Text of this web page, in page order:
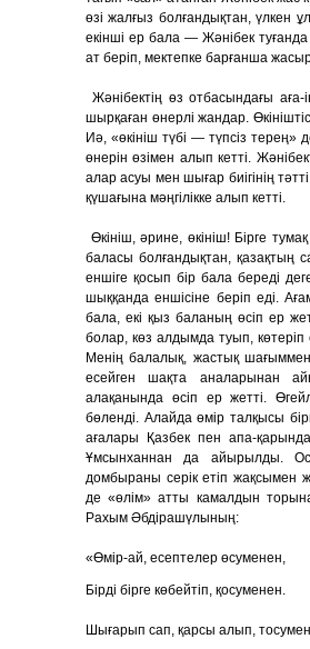
өзі жалғыз болғандықтан, үлкен
екінші ер бала — Жәнібек
ат беріп, мектепке барғанша
Жәнібектің өз отбасындағы
шырқаған өнерлі жандар.
Иә, «өкініш түбі — түпсіз терең»
өнерін өзімен алып кетті.
алар асуы мен шығар биігінің
қүшағына мәңгілікке алып кетті.
Өкініш, әрине, өкініш! Бірге
баласы болғандықтан, қазақтың
еншіге қосып бір бала береді
шыққанда еншісіне беріп еді.
бала, екі қыз баланың өсіп ер
болар, көз алдымда туып,
Менің балалық, жастық
есейген шақта аналарынан
алақанында өсіп ер жетті.
бөленді. Алайда өмір талқысы
ағалары Қазбек пен апа-
Ұмсынханнан да айырылды.
домбыраны серік етіп жақсымен
де «өлім» атты камалдын
Рахым Әбдірашүлының:
«Өмір-ай, есептелер өсуменен,
Бірді бірге көбейтіп, қосуменен.
Шығарып сап, қарсы алып,